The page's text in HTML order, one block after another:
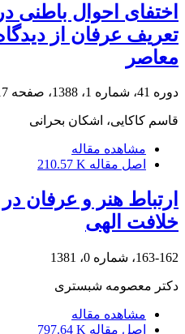
اختفای احوال باطنی
تعریف عرفان از
معاصر
دوره 41، شماره 1، 1388، صفحه
قاسم کاکایی، اشکان بحرانی
مشاهده مقاله
اصل مقاله 210.57 K
ارتباط هنر و عرفان
خلافت الهی
163-162، شماره 0، 1381
دکتر معصومه شبستری
مشاهده مقاله
اصل مقاله 797.64 K